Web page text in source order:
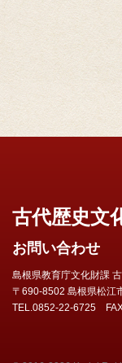
古代歴史文
お問い合わせ
島根県教育庁文化財課
〒690-8502 島根県松江
TEL.0852-22-6725